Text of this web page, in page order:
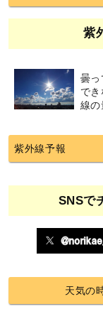
紫
曇っ
で
線の
紫外線予報
SNSで
天気の